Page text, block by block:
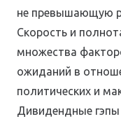
не превышающую
Скорость и
множества
ожиданий в
политических и
Дивидендные гэпы